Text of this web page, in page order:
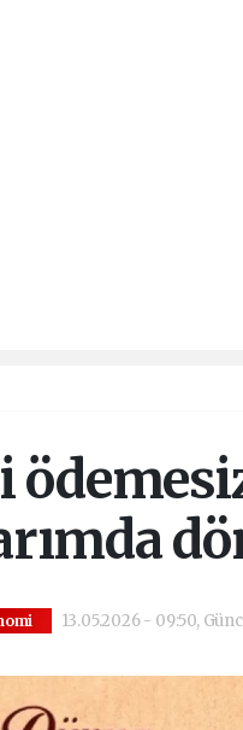
13.05.2026 - 09:50,